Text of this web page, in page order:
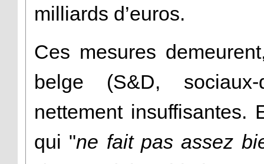
milliards d’euros.
Ces mesures
belge (S&D, sociaux-
nettement insuffisantes.
qui "ne fait pas assez